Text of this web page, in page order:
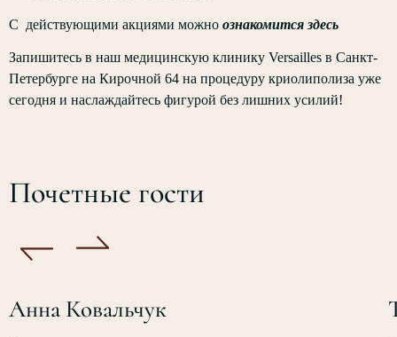
С действующими акциями можно ознакомится здесь
Запишитесь в наш медицинскую клинику Versailles в Санкт-
Петербурге на Кирочной 64 на процедуру криолиполиза уже
сегодня и наслаждайтесь фигурой без лишних усилий!
Почетные гости
Анна Ковальчук